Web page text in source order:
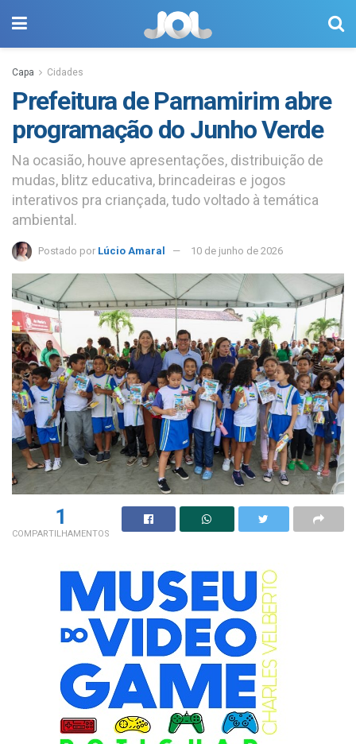
Capa Cidades
Prefeitura de Parnamirim abre
programação do Junho Verde
Na ocasião, houve apresentações, distribuição de
mudas, blitz educativa, brincadeiras e jogos
interativos pra criançada, tudo voltado à temática
ambiental.
Postado por Lúcio Amaral 10 de junho de 2026
1
COMPARTILHAMENTOS